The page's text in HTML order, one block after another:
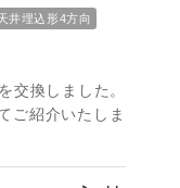
井埋込形4方向
交換しました。
ご紹介いたしま